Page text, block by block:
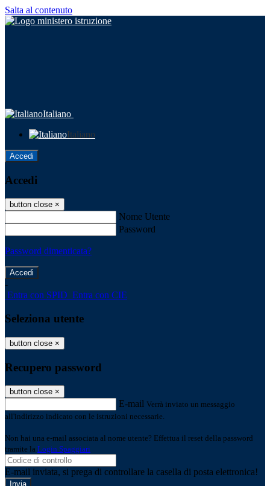
Salta al contenuto
Italiano
Italiano
Accedi
Accedi
button close ×
Nome Utente
Password
Password dimenticata?
-
Entra con SPID Entra con CIE
Seleziona utente
button close ×
Recupero password
button close ×
E-mail Verrà inviato un messaggio
all'indirizzo indicato con le istruzioni necessarie.
Non hai una e-mail associata al nome utente? Effettua il reset della password
tramite la Login Spaggiari
E-mail inviata, si prega di controllare la casella di posta elettronica!